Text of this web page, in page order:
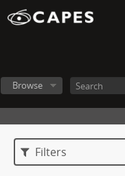
Browse
Filters